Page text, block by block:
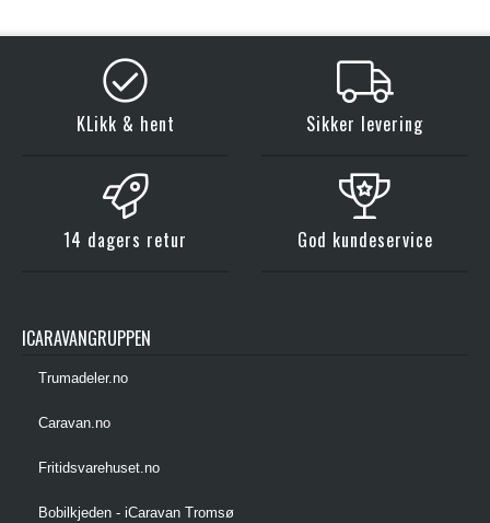
KLikk & hent Sikker levering
14 dagers retur God kundeservice
ICARAVANGRUPPEN
Trumadeler.no
Caravan.no
Fritidsvarehuset.no
Bobilkjeden - iCaravan Tromsø